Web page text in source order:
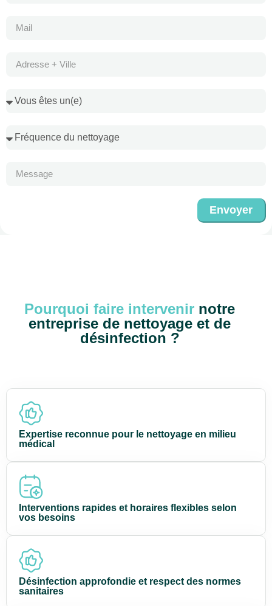
Envoyer
Pourquoi faire intervenir notre
entreprise de nettoyage et de
désinfection ?
Expertise reconnue pour le nettoyage en milieu
médical
Interventions rapides et horaires flexibles selon
vos besoins
Désinfection approfondie et respect des normes
sanitaires